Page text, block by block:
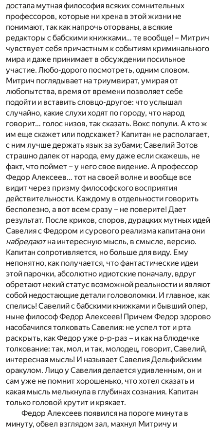
достала мутная философия всяких сомнительных
профессоров, которые ни хрена в этой жизни не
понимают, так как напрочь оторваны, а всякие
редакторы с бабскими книжками… те вообще! – Митрич
чувствует себя причастным к событиям криминального
мира и даже принимает в обсуждении посильное
участие. Любо-дорого посмотреть, одним словом.
Митрич поглядывает на триумвират, умирая от
любопытства, время от времени позволяет себе
подойти и вставить словцо-другое: что услышал
случайно, какие слухи ходят по городу, что народ
говорит… голос низов, так сказать. Вокс попули. А кто ж
им еще скажет или подскажет? Капитан не располагает,
с ним лучше держать язык за зубами; Савелий Зотов
страшно далек от народа, ему даже если скажешь, не
факт, что поймет – у него свое видение. А профессор
Федор Алексеев… тот на своей волне и вообще все
видит через призму философского восприятия
действительности. Каждому в отдельности говорить
бесполезно, а вот всем сразу – не поверите! Дает
результат. После криков, споров, дурацких мутных идей
Савелия с Федором и сурового реализма капитана они
набредаютна интересную мысль, в смысле, версию.
Капитан сопротивляется, но больше для виду. Ему
непонятно, как получается, что фантастические идеи
этой парочки, абсолютно идиотские поначалу, вдруг
обретают некий статус возможной реальности и являют
собой недостающие детали головоломки. И главное, как
спелись! Савелий с бабскими книжками и бывший опер,
ныне философ Федор Алексеев! Причем Федор здорово
насобачился толковать Савелия: не успел тот и рта
раскрыть, как Федор уже р-р-раз – и как на блюдечке
толкование: так, мол, и так, молодец, говорит, Савелий,
интересная мысль! И называет Савелия Дельфийским
оракулом. Лицо у Савелия делается удивленным, он и
сам уже не помнит хорошенько, что хотел сказать и
какая мысль мелькнула в глубинах сознания. Капитан
только головой крутит и крякает.
Федор Алексеев появился на пороге минута в
минуту, обвел взглядом зал, махнул Митричу и